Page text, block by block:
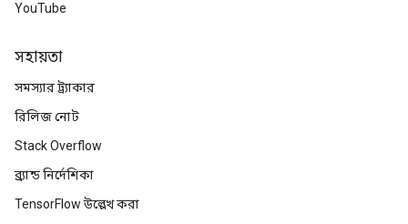
YouTube
সহায়তা
সমস্যার ট্র্যাকার
রিলিজ নোট
Stack Overflow
ব্র্যান্ড নির্দেশিকা
TensorFlow উল্লেখ করা